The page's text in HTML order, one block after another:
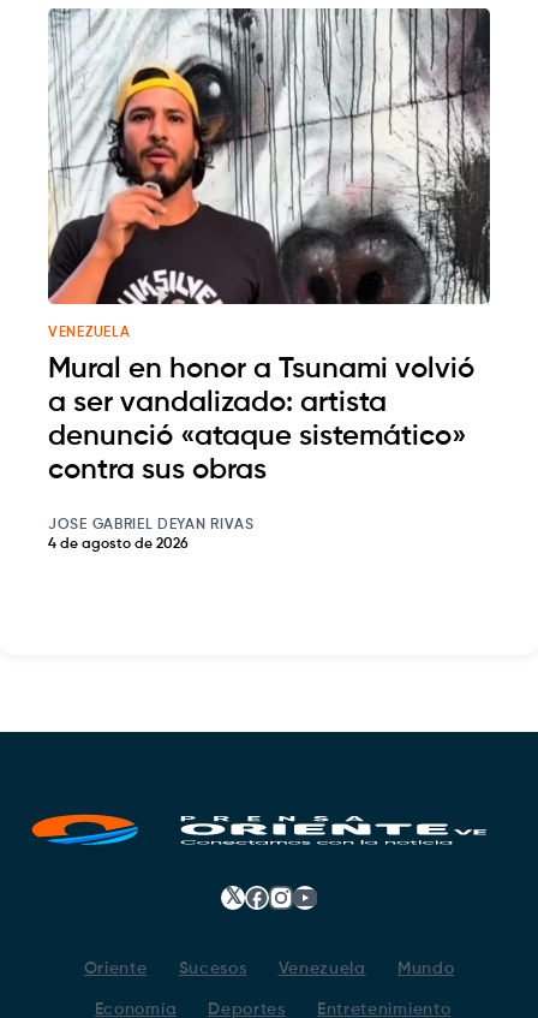
VENEZUELA
Mural en honor a Tsunami volvió
a ser vandalizado: artista
denunció «ataque sistemático»
contra sus obras
JOSE GABRIEL DEYAN RIVAS
4 de agosto de 2026
𝕏 Facebook
Instagram
YouTube
Oriente Sucesos Venezuela Mundo
Economía Deportes Entretenimiento